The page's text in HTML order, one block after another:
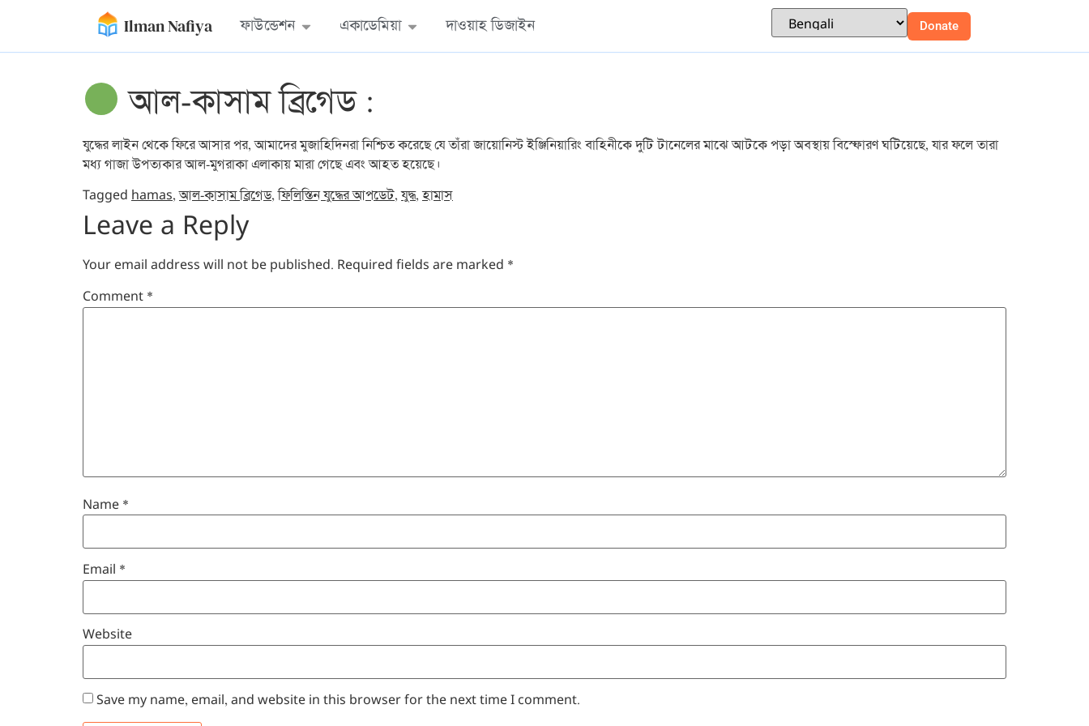
Ilman Nafiya ফাউন্ডেশন একাডেমিয়া দাওয়াহ ডিজাইন Donate
আল-কাসাম ব্রিগেড :
যুদ্ধের লাইন থেকে ফিরে আসার পর, আমাদের মুজাহিদিনরা নিশ্চিত করেছে যে তাঁরা জায়োনিস্ট ইঞ্জিনিয়ারিং বাহিনীকে দুটি টানেলের মাঝে আটকে পড়া অবস্থায় বিস্ফোরণ ঘটিয়েছে, যার ফলে তারা
মধ্য গাজা উপত্যকার আল-মুগরাকা এলাকায় মারা গেছে এবং আহত হয়েছে।
Tagged hamas,আল-কাসাম ব্রিগেড,ফিলিস্তিন যুদ্ধের আপডেট,যুদ্ধ,হামাস
Leave a Reply
Your email address will not be published. Required fields are marked *
Comment *
Name *
Email *
Website
Save my name, email, and website in this browser for the next time I comment.